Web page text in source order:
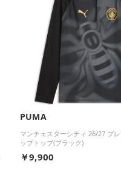
PUMA
マンチェスターシティ 26/27 プ
ップトップ(ブラック)
￥9,900